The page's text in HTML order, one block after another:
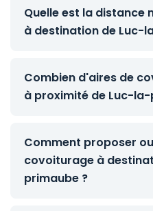
Quelle est la distance
à destination de Luc-
Combien d'aires de
à proximité de Luc-
Comment proposer
covoiturage à
primaube ?